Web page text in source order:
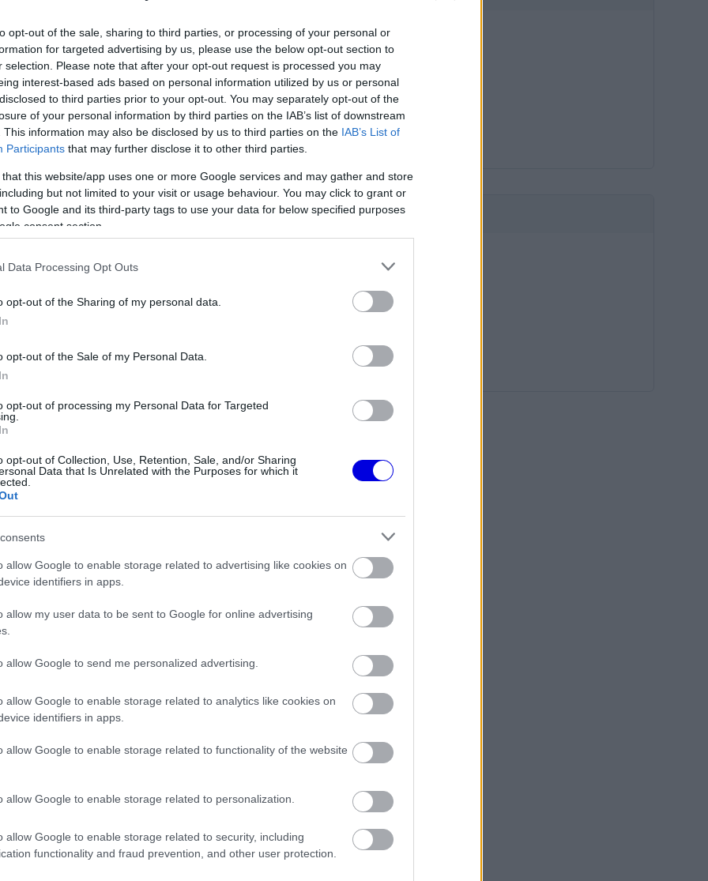
opt-out of the sale, sharing to third parties, or processing of your personal or
for targeted advertising by us, please use the below opt-out section to
selection. Please note that after your opt-out request is processed you may
interest-based ads based on personal information utilized by us or personal
to third parties prior to your opt-out. You may separately opt-out of the
of your personal information by third parties on the IAB’s list of downstream
This information may also be disclosed by us to third parties on the IAB’s List of
Participants that may further disclose it to other third parties.
that this website/app uses one or more Google services and may gather and store
but not limited to your visit or usage behaviour. You may click to grant or
to Google and its third-party tags to use your data for below specified purposes
consent section.
Data Processing Opt Outs
opt-out of the Sharing of my personal data.
opt-out of the Sale of my Personal Data.
opt-out of processing my Personal Data for Targeted
opt-out of Collection, Use, Retention, Sale, and/or Sharing
Data that Is Unrelated with the Purposes for which it
allow Google to enable storage related to advertising like cookies on
identifiers in apps.
allow my user data to be sent to Google for online advertising
allow Google to send me personalized advertising.
allow Google to enable storage related to analytics like cookies on
identifiers in apps.
allow Google to enable storage related to functionality of the website
allow Google to enable storage related to personalization.
allow Google to enable storage related to security, including
functionality and fraud prevention, and other user protection.
keresztelt, látványos döntött kanyar
végső kialakítás érdemeit. A német
egy előzetes végzést bizonyos
miközben a fő eljárás még zajlik.
döntést hozott
Max Verstappen érzelmes
a tervek szerint halad, a napokban pedig
vezetésével az FIA delegációja is
túra keretében tekintették meg a
az esetleges csúszásokkal
a vitatott döntött kanyar